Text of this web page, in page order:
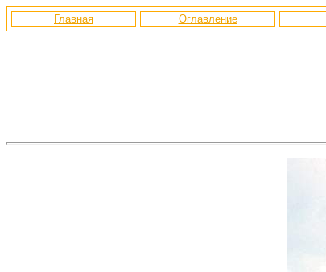
Главная Оглавление